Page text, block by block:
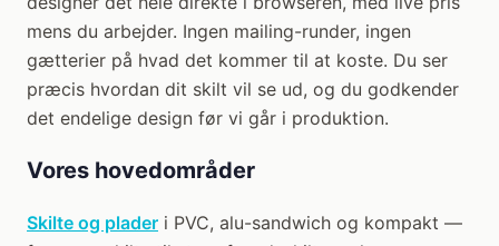
mens du arbejder. Ingen mailing-runder, ingen
gætterier på hvad det kommer til at koste. Du ser
præcis hvordan dit skilt vil se ud, og du godkender
det endelige design før vi går i produktion.
Vores hovedområder
Skilte og plader i PVC, alu-sandwich og kompakt —